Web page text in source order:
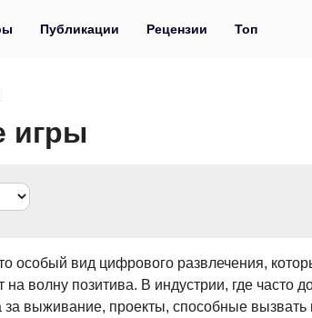
Публикации Рецензии Топ
игры
вид цифрового развлечения,
на волну позитива. В индустрии, где
за выживание, проекты, способные